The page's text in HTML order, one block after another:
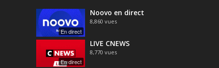
En direct
Noovo en direct
8,860 vues
En direct
LIVE CNEWS
8,770 vues